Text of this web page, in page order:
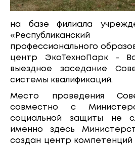
на базе филиала
профессионального
центр ЭкоТехноПарк -
выездное заседание
системы квалификаций.
Место проведения
совместно с
социальной защиты не
именно здесь
создан центр